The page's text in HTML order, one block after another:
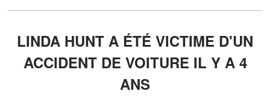
LINDA HUNT A ÉTÉ VICTIME D'UN
ACCIDENT DE VOITURE IL Y A 4
ANS